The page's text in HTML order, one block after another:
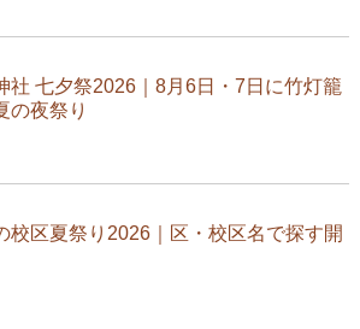
社 七夕祭2026｜8月6日・7日に竹灯籠
の夜祭り
校区夏祭り2026｜区・校区名で探す開